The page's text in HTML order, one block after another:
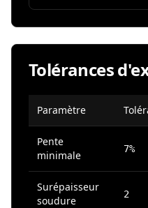
Tolérances
Paramètre
Pente
minimale
7%
Surépaisseur
soudure
2